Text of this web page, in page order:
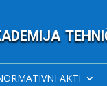
AKTI